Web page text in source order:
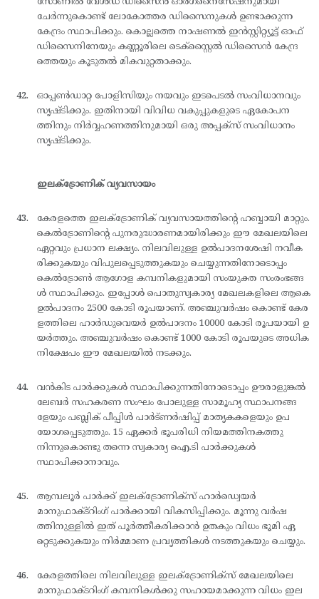
ചേര്‍ന്നുകൊണ്ട് ലോകോത്തര ഡിസൈനുകള്‍ ഉണ്ടാക്കുന്ന
കേന്ദ്രം സ്ഥാപിക്കും. കൊല്ലത്തെ നാഷണല്‍ ഇന്‍സ്റ്റിറ്റ്യൂട്ട് ഓഫ്
ഡിസൈനിനേയും കണ്ണൂരിലെ ടെക്സ്റ്റൈല്‍ ഡിസൈന്‍ കേന്ദ്ര
ത്തെയും കൂടുതല്‍ മികവുറ്റതാക്കും.
ഓപ്പണ്‍ഡാറ്റ പോളിസിയും നയവും ഇടപെടല്‍ സംവിധാനവും
സൃഷ്ടിക്കും. ഇതിനായി വിവിധ വകുപ്പുകളുടെ ഏകോപന
ത്തിനും നിര്‍വ്വഹണത്തിനുമായി ഒരു അപ്പക്സ് സംവിധാനം
സൃഷ്ടിക്കും.
ഇലക്ട്രോണിക് വ്യവസായം
കേരളത്തെ ഇലക്ട്രോണിക് വ്യവസായത്തിന്റെ ഹബ്ബായി മാറ്റും.
കെല്‍ട്രോണിന്റെ പുനരുദ്ധാരണമായിരിക്കും ഈ മേഖലയിലെ
ഏറ്റവും പ്രധാന ലക്ഷ്യം. നിലവിലുള്ള ഉല്‍പാദനശേഷി നവീക
രിക്കുകയും വിപുലപ്പെടുത്തുകയും ചെയ്യുന്നതിനോടൊപ്പം
കെല്‍ട്രോണ്‍ ആഗോള കമ്പനികളുമായി സംയുക്ത സംരംഭങ്ങ
ള്‍ സ്ഥാപിക്കും. ഇപ്പോള്‍ പൊതുസ്വകാര്യ മേഖലകളിലെ ആകെ
ഉല്‍പാദനം 2500 കോടി രൂപയാണ്. അഞ്ചുവര്‍ഷം കൊണ്ട് കേര
ളത്തിലെ ഹാര്‍ഡുവെയര്‍ ഉല്‍പാദനം 10000 കോടി രൂപയായി ഉ
യര്‍ത്തും. അഞ്ചുവര്‍ഷം കൊണ്ട് 1000 കോടി രൂപയുടെ അധിക
നിക്ഷേപം ഈ മേഖലയില്‍ നടക്കും.
വന്‍കിട പാര്‍ക്കുകള്‍ സ്ഥാപിക്കുന്നതിനോടൊപ്പം ഊരാളുങ്കല്‍
ലേബര്‍ സഹകരണ സംഘം പോലുള്ള സാമൂഹ്യ സ്ഥാപനങ്ങ
ളേയും പബ്ലിക് പീപ്പിള്‍ പാര്‍ട്ണര്‍ഷിപ്പ് മാതൃകകളെയും ഉപ
യോഗപ്പെടുത്തും. 15 ഏക്കര്‍ ഭൂപരിധി നിയമത്തിനകത്തു
നിന്നുകൊണ്ടു തന്നെ സ്വകാര്യ ഐ.ടി പാര്‍ക്കുകള്‍
സ്ഥാപിക്കാനാവും.
ആമ്പലൂര്‍ പാര്‍ക്ക് ഇലക്ട്രോണിക്സ് ഹാര്‍ഡ്വെയര്‍
മാനുഫാക്ട്റിംഗ് പാര്‍ക്കായി വികസിപ്പിക്കും. മൂന്നു വര്‍ഷ
ത്തിനുള്ളില്‍ ഇത് പൂര്‍ത്തീകരിക്കാന്‍ ഉതകും വിധം ഭൂമി ഏ
റ്റെടുക്കുകയും നിര്‍മ്മാണ പ്രവൃത്തികള്‍ നടത്തുകയും ചെയ്യും.
കേരളത്തിലെ നിലവിലുള്ള ഇലക്ട്രോണിക്സ് മേഖലയിലെ
മാനുഫാക്ടറിംഗ് കമ്പനികള്‍ക്കു സഹായമാക്കുന്ന വിധം ഇല